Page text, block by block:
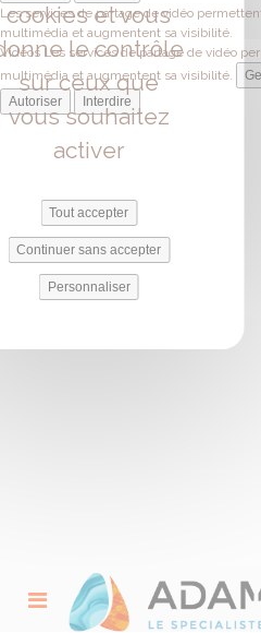
Les services de partage de vidéo
multimédia et augmentent sa visibilité.
Vidéos Les services de partage de vidéo
multimédia et augmentent sa visibilité.
Autoriser
Interdire
cookies et vous
le contrôle
sur ceux que
vous souhaitez
activer
Tout accepter
Continuer sans accepter
Personnaliser